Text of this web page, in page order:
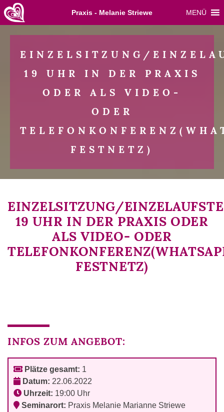
Skip
to
Praxis - Melanie Striewe MENÜ
EINZELSITZUNG/
19 UHR IN DER PRAXIS
ODER ALS VIDEO-
ODER
FESTNETZ)
EINZELSITZUNG/
19 UHR IN DER PRAXIS ODER
ALS VIDEO- ODER
FESTNETZ)
INFOS ZUM ANGEBOT:
Plätze gesamt: 1
Datum: 22.06.2022
Uhrzeit: 19:00 Uhr
Seminarort: Praxis Melanie Marianne Striewe